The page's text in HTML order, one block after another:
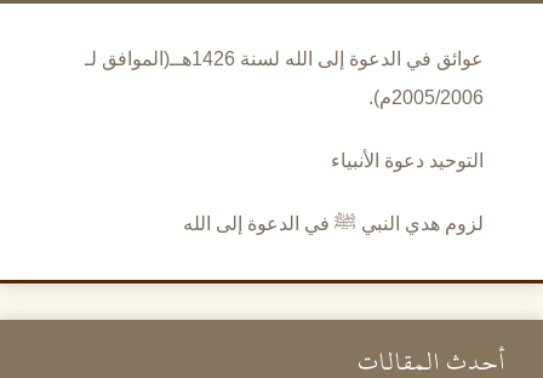
عوائق في الدعوة إلى الله لسنة 1426هــ(الموافق لـ
2005/2006م).
التوحيد دعوة الأنبياء
لزوم هدي النبي ﷺ في الدعوة إلى الله
أحدث المقالات